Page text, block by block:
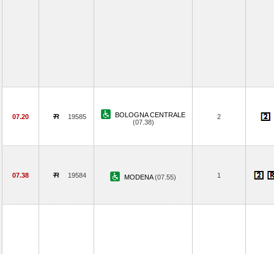
07.20 19585
BOLOGNA CENTRALE
(07.38)
2
07.38 19584 MODENA(07.55) 1